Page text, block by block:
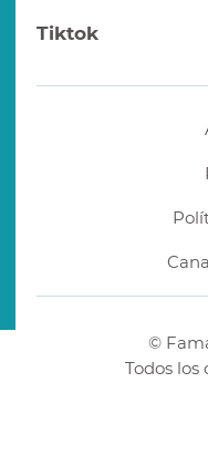
Tiktok
©
Todos los